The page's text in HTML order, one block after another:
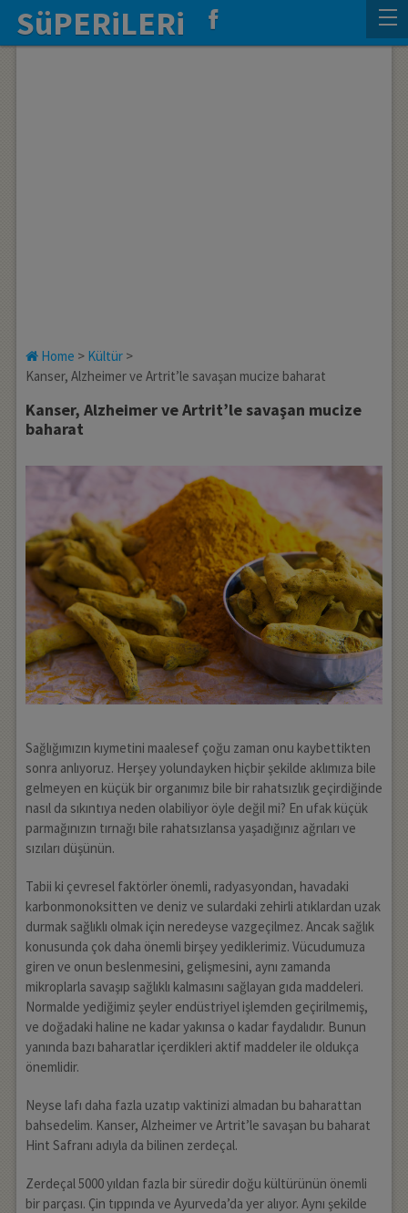
SüPERiLERi
Home > Kültür>
Kanser, Alzheimer ve Artrit’le savaşan mucize baharat
Kanser, Alzheimer ve Artrit’le savaşan mucize
baharat
Sağlığımızın kıymetini maalesef çoğu zaman onu kaybettikten
sonra anlıyoruz. Herşey yolundayken hiçbir şekilde aklımıza bile
gelmeyen en küçük bir organımız bile bir rahatsızlık geçirdiğinde
nasıl da sıkıntıya neden olabiliyor öyle değil mi? En ufak küçük
parmağınızın tırnağı bile rahatsızlansa yaşadığınız ağrıları ve
sızıları düşünün.
Tabii ki çevresel faktörler önemli, radyasyondan, havadaki
karbonmonoksitten ve deniz ve sulardaki zehirli atıklardan uzak
durmak sağlıklı olmak için neredeyse vazgeçilmez. Ancak sağlık
konusunda çok daha önemli birşey yediklerimiz. Vücudumuza
giren ve onun beslenmesini, gelişmesini, aynı zamanda
mikroplarla savaşıp sağlıklı kalmasını sağlayan gıda maddeleri.
Normalde yediğimiz şeyler endüstriyel işlemden geçirilmemiş,
ve doğadaki haline ne kadar yakınsa o kadar faydalıdır. Bunun
yanında bazı baharatlar içerdikleri aktif maddeler ile oldukça
önemlidir.
Neyse lafı daha fazla uzatıp vaktinizi almadan bu baharattan
bahsedelim. Kanser, Alzheimer ve Artrit’le savaşan bu baharat
Hint Safranı adıyla da bilinen zerdeçal.
Zerdeçal 5000 yıldan fazla bir süredir doğu kültürünün önemli
bir parçası. Çin tıppında ve Ayurveda’da yer alıyor. Aynı şekilde